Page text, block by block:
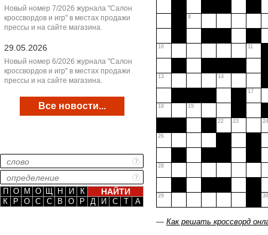
Новый номер 7/2026 журнала "Салон
кроссвордов и игр" в местах продажи
прессы и на сайте магазина.
29.05.2026
Новый номер 6/2026 журнала "Салон
кроссвордов и игр" в местах продажи
прессы и на сайте магазина.
Все новости...
П О М О Щ Н И
К
К
Р О С С В О Р Д И С Т А
8
10 11
13 14
17
18 19
22 23 24
26
28
29 30
— Как решать кроссворд